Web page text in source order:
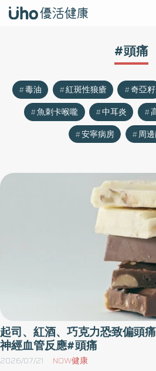
#頭痛
毒油 紅斑性狼瘡 奇亞籽
魚刺卡喉嚨
中耳炎
安寧病房
周
起司、紅酒、巧克力恐致偏頭
神經血管反應#頭痛
2026/07/21 NOW健康